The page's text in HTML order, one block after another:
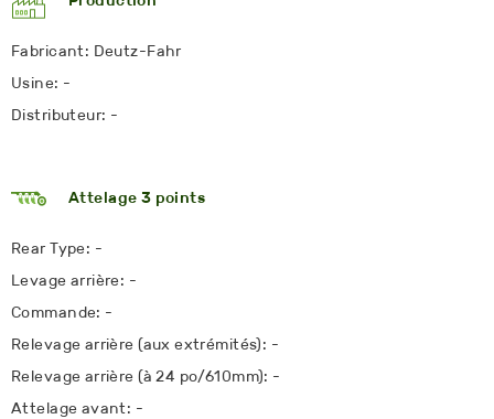
Fabricant: Deutz-Fahr
Usine: -
Distributeur: -
Attelage 3 points
Rear Type: -
Levage arrière: -
Commande: -
Relevage arrière (aux extrémités): -
Relevage arrière (à 24 po/610mm): -
Attelage avant: -